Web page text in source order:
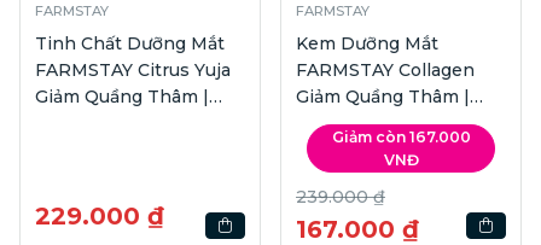
FARMSTAY
Tinh Chất Dưỡng Mắt
FARMSTAY Citrus Yuja
Giảm Quầng Thâm |
229.000 ₫
FARMSTAY
Kem Dưỡng Mắt
FARMSTAY Collagen
Giảm Quầng Thâm |
25ml
Giảm còn 167.000
VNĐ
239.000 ₫
167.000 ₫